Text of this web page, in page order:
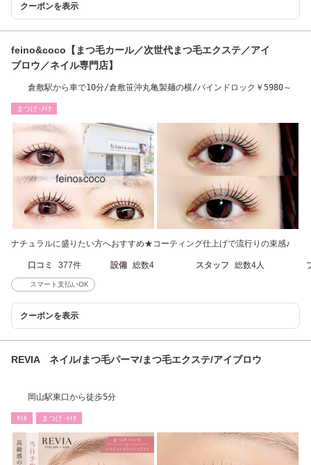
クーポンを表示
feino&coco【まつ毛カール／次世代まつ毛エクステ／アイ
ブロウ／ネイル専門店】
倉敷駅から車で10分/倉敷笹沖丸亀製麺の横/バインドロック￥5980～
まつげ･ﾒｲｸ
ナチュラルに盛りたい方へおすすめ★コーティング仕上げで流行りの束感♪
口コミ 377件 設備 総数4 スタッフ 総数4人
スマート支払いOK
クーポンを表示
REVIA ネイル/まつ毛パーマ/まつ毛エクステ/アイブロウ
岡山駅東口から徒歩5分
ﾈｲﾙ まつげ･ﾒｲｸ